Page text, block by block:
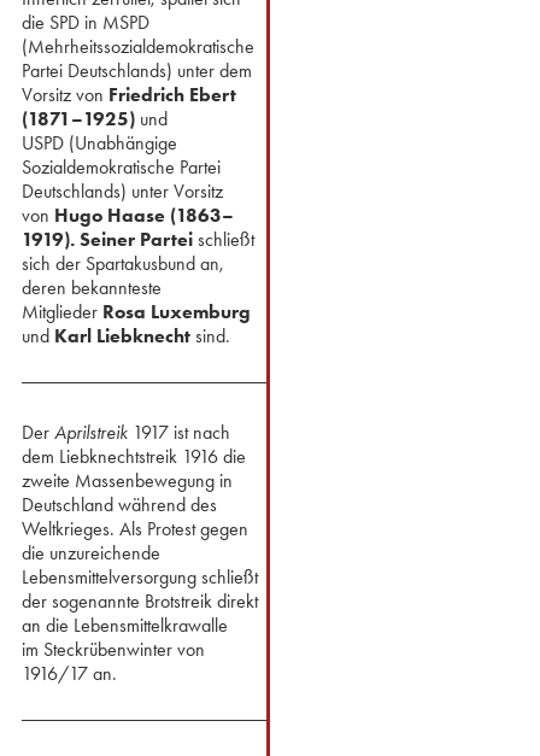
die SPD in MSPD
(Mehrheitssozialdemokratische
Partei Deutschlands) unter dem
Vorsitz von Friedrich Ebert
(1871–1925) und
USPD (Unabhängige
Sozialdemokratische Partei
Deutschlands) unter Vorsitz
von Hugo Haase (1863–
1919). Seiner Partei schließt
sich der Spartakusbund an,
deren bekannteste
Mitglieder Rosa Luxemburg
und Karl Liebknechtsind.
Der Aprilstreik1917 ist nach
dem Liebknechtstreik 1916 die
zweite Massenbewegung in
Deutschland während des
Weltkrieges. Als Protest gegen
die unzureichende
Lebensmittelversorgung schließt
der sogenannte Brotstreik ⁢direkt
an die Lebensmittelkrawalle
im Steckrübenwinter von
1916/17 an.